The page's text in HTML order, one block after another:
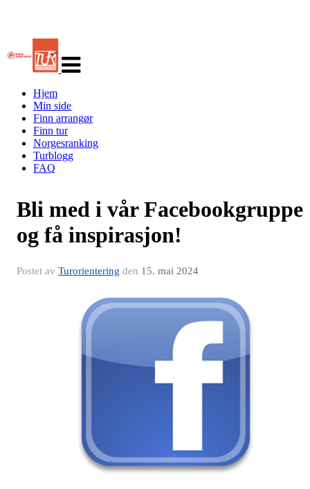
navigasjon
Hjem
Min side
Finn arrangør
Finn tur
Norgesranking
Turblogg
FAQ
Bli med i vår Facebookgruppe
og få inspirasjon!
Postet av Turorientering den 15. mai 2024